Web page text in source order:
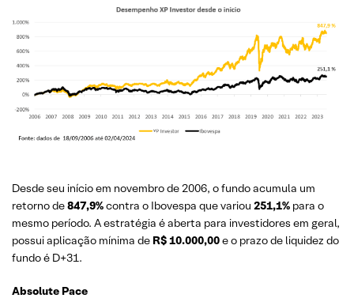
Desde seu início em novembro de 2006, o fundo acumula um
retorno de847,9%contra o Ibovespa que variou 251,1% para o
mesmo período. A estratégia é aberta para investidores em geral,
possui aplicação mínima de R$ 10.000,00e o prazo de liquidez do
fundo é D+31.
Absolute Pace